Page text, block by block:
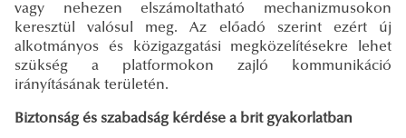
vagy nehezen elszámoltatható mechanizmusokon
keresztül valósul meg. Az előadó szerint ezért új
alkotmányos és közigazgatási megközelítésekre lehet
szükség a platformokon zajló kommunikáció
irányításának területén.
Biztonság és szabadság kérdése a brit gyakorlatban